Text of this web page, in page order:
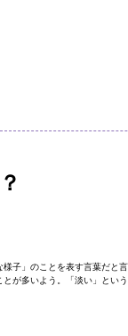
子」のことを表す言葉だと言
が多いよう。「淡い」とい